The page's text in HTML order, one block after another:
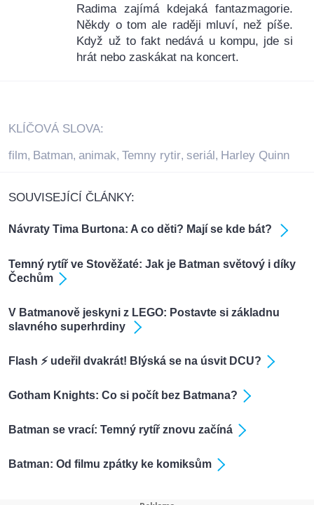
Radima zajímá kdejaká fantazmagorie.
Někdy o tom ale raději mluví, než píše.
Když už to fakt nedává u kompu, jde si
hrát nebo zaskákat na koncert.
KLÍČOVÁ SLOVA:
film, Batman, animak, Temny rytir, seriál , Harley Quinn
SOUVISEJÍCÍ ČLÁNKY:
Návraty Tima Burtona: A co děti? Mají se kde bát?
Temný rytíř ve Stověžaté: Jak je Batman světový i díky
Čechům
V Batmanově jeskyni z LEGO: Postavte si základnu
slavného superhrdiny
Flash ⚡ udeřil dvakrát! Blýská se na úsvit DCU?
Gotham Knights: Co si počít bez Batmana?
Batman se vrací: Temný rytíř znovu začíná
Batman: Od filmu zpátky ke komiksům